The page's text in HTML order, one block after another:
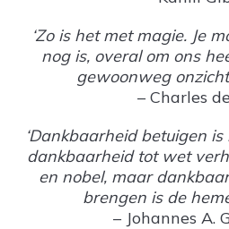
‘Zo is het met magie. Je
nog is, overal om ons
gewoonweg
– Charles
‘Dankbaarheid betuigen
dankbaarheid tot wet
en nobel, maar
brengen is de
– Johannes A.